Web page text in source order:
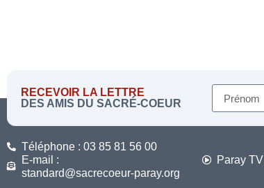
RECEVOIR LA LETTRE
DES AMIS DU SACRÉ-COEUR
Téléphone : 03 85 81 56 00
E-mail :
standard@sacrecoeur-paray.org
Paray TV